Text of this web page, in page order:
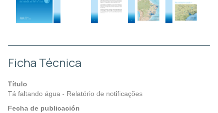
Ficha Técnica
Título
Tá faltando água - Relatório de notificações
Fecha de publicación